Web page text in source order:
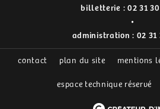
billetterie : 02 31
administration : 02 31
contact plan du site mentions
espace technique réservé